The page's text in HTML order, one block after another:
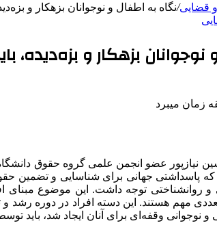
قضایی/نگاه به اطفال و نوجوانان بزهکار و
بزهکار و بزه‌دیده،
نیازپور عضو انجمن علمی گروه حقوق
پاسداشتی جهانی برای شناسایی و تضمین
توجه داشت. این موضوع مبنای
مهم هستند. این دسته افراد در دوره
و نوجوانی وقفه‌ای برای آنان ایجاد شد، باید